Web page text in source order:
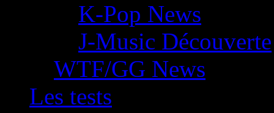
K-Pop News
J-Music Découverte
WTF/GG News
Les tests